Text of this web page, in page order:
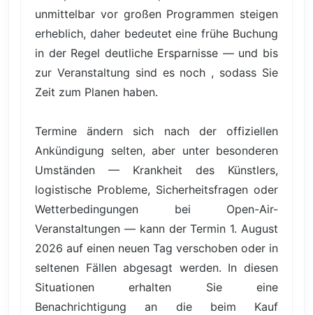
unmittelbar vor großen Programmen steigen
erheblich, daher bedeutet eine frühe Buchung
in der Regel deutliche Ersparnisse — und bis
zur Veranstaltung sind es noch , sodass Sie
Zeit zum Planen haben.
Termine ändern sich nach der offiziellen
Ankündigung selten, aber unter besonderen
Umständen — Krankheit des Künstlers,
logistische Probleme, Sicherheitsfragen oder
Wetterbedingungen bei Open-Air-
Veranstaltungen — kann der Termin 1. August
2026 auf einen neuen Tag verschoben oder in
seltenen Fällen abgesagt werden. In diesen
Situationen erhalten Sie eine
Benachrichtigung an die beim Kauf